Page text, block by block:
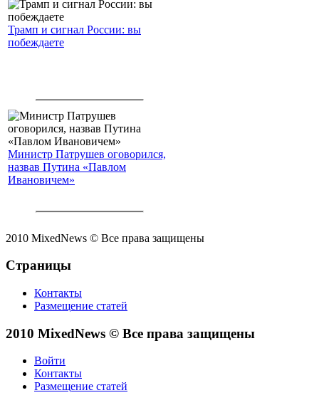
Трамп и сигнал России: вы
побеждаете
Министр Патрушев оговорился,
назвав Путина «Павлом
Ивановичем»
2010 MixedNews © Все права защищены
Страницы
Контакты
Размещение статей
2010 MixedNews © Все права защищены
Войти
Контакты
Размещение статей